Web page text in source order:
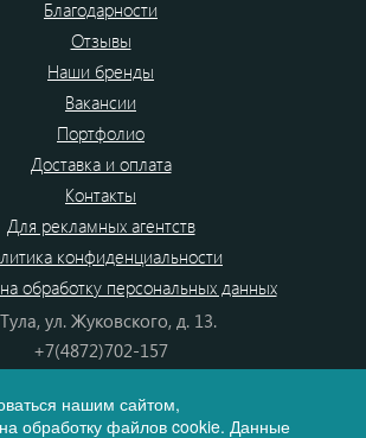
Благодарности
Отзывы
Наши бренды
Вакансии
Портфолио
Доставка и оплата
Контакты
Для рекламных агентств
конфиденциальности
обработку персональных данных
ул. Жуковского, д. 13.
+7(4872)702-157
8(800) 555-80-87
нашим сайтом,
на обработку файлов cookie. Данные